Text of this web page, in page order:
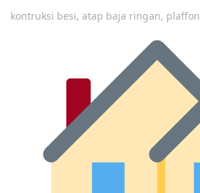
kontruksi besi, atap baja ringan,